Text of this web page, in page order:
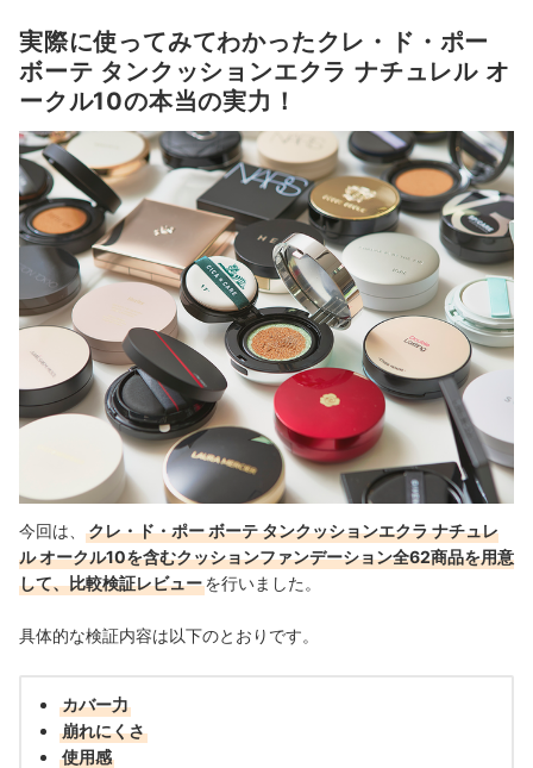
実際に使ってみてわかったクレ・ド・ポー
ボーテ タンクッションエクラ ナチュレル オ
ークル10の本当の実力！
今回は、
クレ・ド・ポー ボーテ タンクッションエクラ ナチュレ
ル オークル10を含むクッションファンデーション全62商品を用意
して、比較検証レビューを行いました。
具体的な検証内容は以下のとおりです。
カバー力
崩れにくさ
使用感